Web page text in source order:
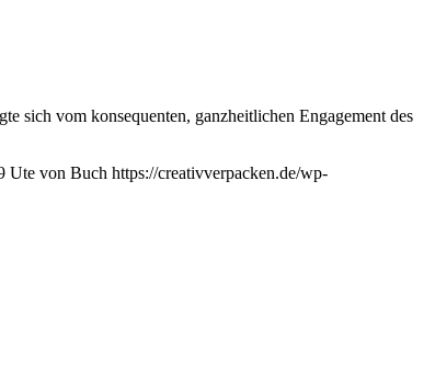
sich vom konsequenten, ganzheitlichen Engagement des
Ute von Buch https://creativverpacken.de/wp-